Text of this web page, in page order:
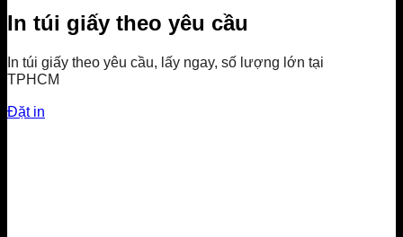
In túi giấy theo yêu cầu
In túi giấy theo yêu cầu, lấy ngay, số lượng lớn tại
TPHCM
Đặt in